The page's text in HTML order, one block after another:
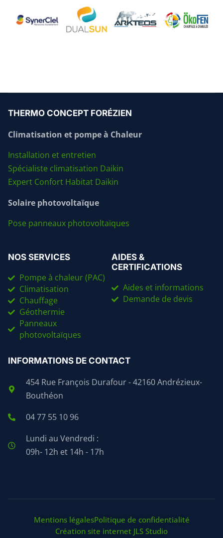
THERMO CONCEPT FORÉZIEN
Climatisation et pompe à Chaleur
Installation et entretien
Spécialiste climatisation Daikin
Expert Confort Habitat Daikin
Solaire photovoltaïque
Pose panneaux photovoltaïques
NOS SERVICES
Pompe à chaleur (PAC)
Climatisation
Chauffage
Géothermie
Panneaux
photovoltaïques
AIDES &
CERTIFICATIONS
Aides et informations
Demande de devis
INFORMATIONS DE CONTACT
454 Rue François Durafour - 42160 Andrézieux-
Bouthéon
04 77 55 10 96
Lundi au Vendredi :
09h- 12h et 14h - 17h
Mentions légalesPolitique de confidentialité
Création site internet JLS Studio